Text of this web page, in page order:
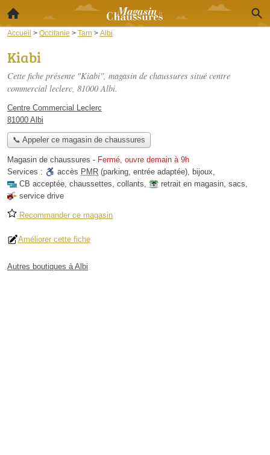
Accueil > Occitanie > Tarn > Albi
Kiabi
Cette fiche présente "Kiabi", magasin de chaussures situé centre
commercial leclerc, 81000 Albi.
Centre Commercial Leclerc
81000 Albi
📞 Appeler ce magasin de chaussures
Magasin de chaussures - Fermé, ouvre demain à 9h
Services :
accès PMR (parking, entrée adaptée), bijoux,
CB acceptée, chaussettes, collants, retrait en magasin, sacs,
service drive
Recommander ce magasin
Améliorer cette fiche
Autres boutiques à Albi